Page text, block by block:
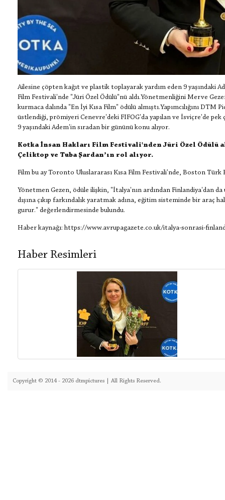
Ailesine çöpten kağıt ve plastik toplayarak yardım eden 9 yaşındaki
Film Festivali'nde "Jüri Özel Ödülü"nü aldı.Yönetmenliğini Merve
kurmaca dalında "En İyi Kısa Film" ödülü almıştı.Yapımcılığını
üstlendiği, prömiyeri Cenevre'deki FIFOG'da yapılan ve İsviçre'de
9 yaşındaki Adem'in sıradan bir gününü konu alıyor.
Kotka İnsan Hakları Film Festivali'nden Jüri Özel Ödülü
Çeliktop ve Tuba Şardan’ın rol alıyor.
Film bu ay Toronto Uluslararası Kısa Film Festivali'nde, Boston
Yönetmen Gezen, ödüle ilişkin, "İtalya'nın ardından Finlandiya'dan
dışına çıkıp farkındalık yaratmak adına, eğitim sisteminde bir araç
gurur." değerlendirmesinde bulundu.
Haber kaynağı: https://www.avrupagazete.co.uk/italya-sonrasi-
Haber Resimleri
Copyright © 2014 - 2026 dtmpictures | All Rights Reserved.